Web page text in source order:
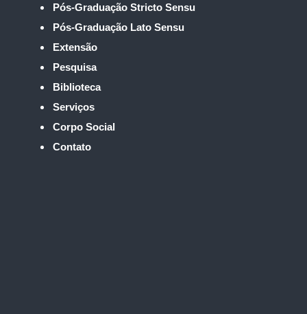
Pós-Graduação Stricto Sensu
Pós-Graduação Lato Sensu
Extensão
Pesquisa
Biblioteca
Serviços
Corpo Social
Contato